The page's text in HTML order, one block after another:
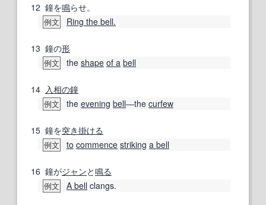
12 鐘を鳴らせ。
例文 Ring the bell.
13 鐘の形
例文 the shape of a bell
14 入相の鐘
例文 the evening bell―the curfew
15 鐘を突き掛ける
例文 to commence striking a bell
16 鐘がジャンと鳴る
例文 A bell clangs.